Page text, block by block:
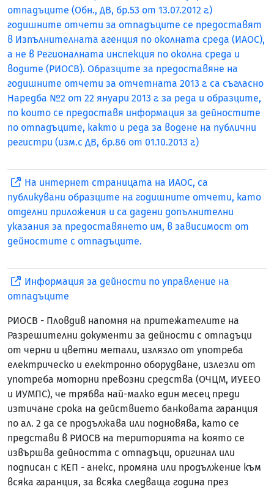
отпадъците (Обн., ДВ, бр.53 от 13.07.2012 г.)
годишните отчети за отпадъците се предоставят
в Изпълнителната агенция по околната среда (ИАОС),
а не в Регионалната инспекция по околна среда и
водите (РИОСВ). Образците за предоставяне на
годишните отчети за отчетната 2013 г. са съгласно
Наредба №2 от 22 януари 2013 г. за реда и образците,
по които се предоставя информация за дейностите
по отпадъците, както и реда за водене на публични
регистри (изм.с ДВ, бр.86 от 01.10.2013 г.)
На интернет страницата на ИАОС, са
публикувани образците на годишните отчети, като
отделни приложения и са дадени допълнителни
указания за предоставянето им, в зависимост от
дейностите с отпадъците.
Информация за дейности по управление на
отпадъците
РИОСВ - Пловдив напомня на притежателите на
Разрешителни документи за дейности с отпадъци
от черни и цветни метали, излязло от употреба
електрическо и електронно оборудване, излезли от
употреба моторни превозни средства (ОЧЦМ, ИУЕЕО
и ИУМПС), че трябва най-малко един месец преди
изтичане срока на действието банковата гаранция
по ал. 2 да се продължава или подновява, като се
представи в РИОСВ на територията на която се
извършва дейността с отпадъци, оригинал или
подписан с КЕП - анекс, промяна или продължение към
всяка гаранция, за всяка следваща година през